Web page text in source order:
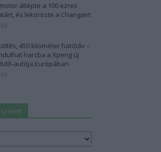
átlépte a 100 ezres
és lekörözte a Changant
450 kilométer hatótáv –
harcba a Xpeng új
autója Európában